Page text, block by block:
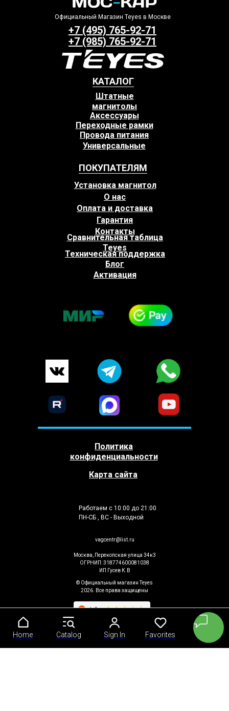
Home Catalog Sign In Favorites
Home Catalog Sign In Favorites
ПОКУПАТЕЛЯМ
КАТАЛОГ
+7 (495) 765-92-71
+7 (985) 765-92-71
Москва, Перекопская улица 34к3
ОГРНИП: 318774600081038
ИП Гусев К.В
vagcentr@list.ru
© Официальный магазин Teyes
2026. Все права защищены
Аксессуары
Провода питания
Штатные
магнитолы
Переходные рамки
Работаем с 10:00 до 21:00
ПН-СБ , ВС - Выходной
Официальный Магазин Teyes в Москве
Политика
конфиденциальности
Карта сайта
Универсальные
Установка магнитол
Контакты
Сравнительная таблица
Teyes
Блог
Техническая поддержка
Активация
Оплата и доставка
О нас
Гарантия